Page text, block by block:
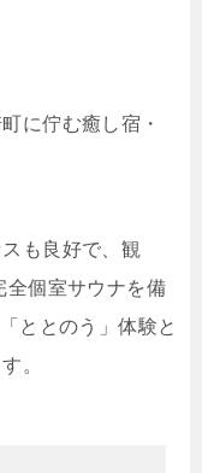
に佇む癒し宿・
も良好で、観
全個室サウナを備
ととのう」体験と
。